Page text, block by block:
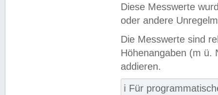
Diese Messwerte
oder andere
Die Messwerte sind
Höhenangaben (m ü.
addieren.
ℹ️ Für